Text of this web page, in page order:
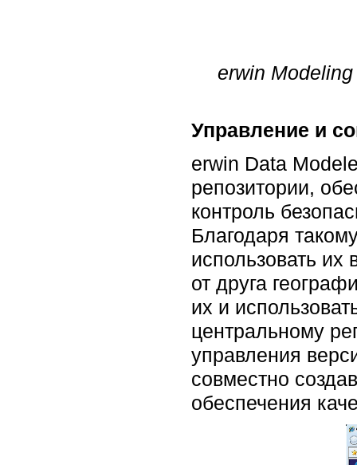
erwin
Управление и
erwin Data
репозитории,
контроль
Благодаря
использовать
от друга
их и
центральному
управления
совместно
обеспечения